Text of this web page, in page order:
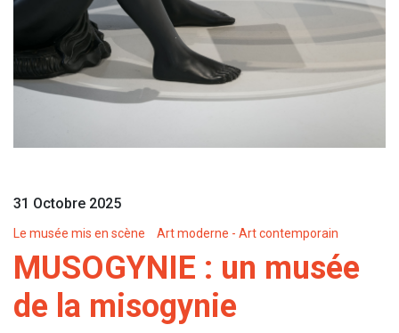
31 Octobre 2025
Le musée mis en scène Art moderne - Art contemporain
MUSOGYNIE : un musée
de la misogynie